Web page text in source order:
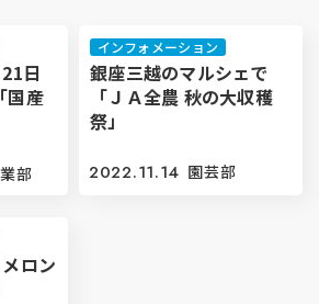
日
国産
部
インフォメーション
銀座三越のマルシェで
「ＪＡ全農 秋の大収穫
祭」
2022.11.14 園芸部
ロン